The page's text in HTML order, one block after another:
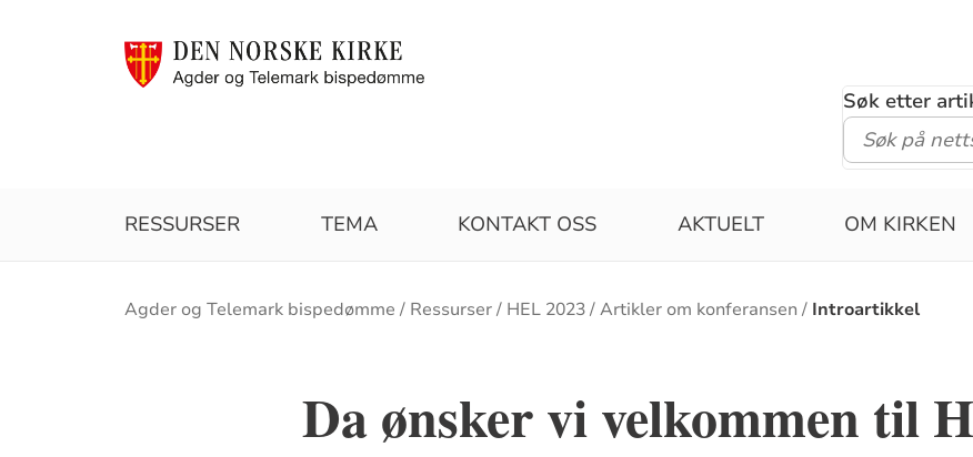
Søk etter
RESSURSER TEMA KONTAKT OSS AKTUELT OM KIRKEN
Brødsmulesti
Agder og Telemark bispedømme Ressurser HEL 2023 Artikler om konferansen Introartikkel
Da ønsker vi velkommen til